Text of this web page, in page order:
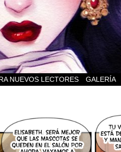
NUEVOS LECTORES GALERÍA